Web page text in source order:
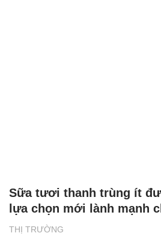
THỊ TRƯỜNG
Sữa tươi thanh trùng ít
lựa chọn mới lành mạnh